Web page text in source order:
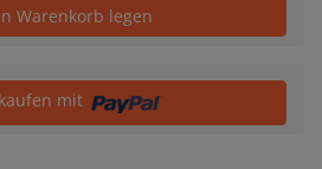
Warenkorb legen
mit